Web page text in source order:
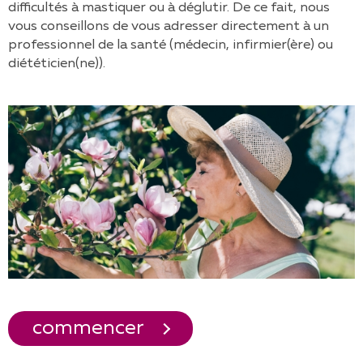
difficultés à mastiquer ou à déglutir. De ce fait, nous
vous conseillons de vous adresser directement à un
professionnel de la santé (médecin, infirmier(ère) ou
diététicien(ne)).
commencer